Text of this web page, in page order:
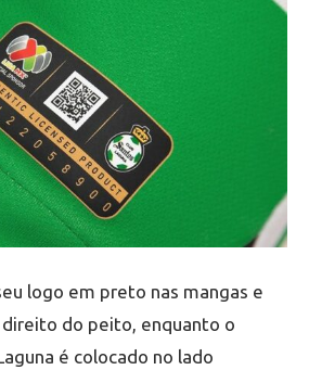
logo em preto nas mangas e
do peito, enquanto o
é colocado no lado